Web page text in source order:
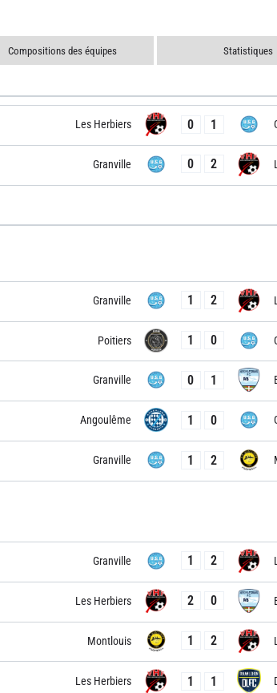
Compositions des équipes Statistiques
Les Herbiers 0 1
Granville 0 2
Granville 1 2
Poitiers 1 0
Granville 0 1
Angoulême 1 0
Granville 1 2
Granville 1 2
Les Herbiers 2 0
Montlouis 1 2
Les Herbiers 1 1